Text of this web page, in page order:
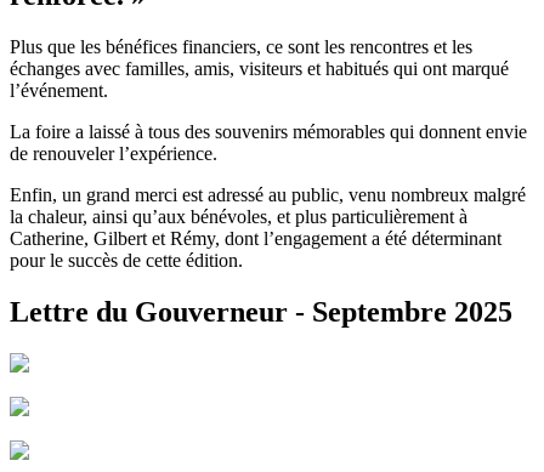
Plus que les bénéfices financiers, ce sont les rencontres et les
échanges avec familles, amis, visiteurs et habitués qui ont marqué
l’événement.
La foire a laissé à tous des souvenirs mémorables qui donnent envie
de renouveler l’expérience.
Enfin, un grand merci est adressé au public, venu nombreux malgré
la chaleur, ainsi qu’aux bénévoles, et plus particulièrement à
Catherine, Gilbert et Rémy, dont l’engagement a été déterminant
pour le succès de cette édition.
Lettre du Gouverneur - Septembre 2025